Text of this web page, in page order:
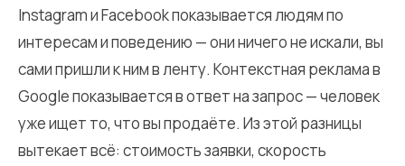
Instagram и Facebook показывается людям по
интересам и поведению — они ничего не искали, вы
сами пришли к ним в ленту. Контекстная реклама в
Google показывается в ответ на запрос — человек
уже ищет то, что вы продаёте. Из этой разницы
вытекает всё: стоимость заявки, скорость